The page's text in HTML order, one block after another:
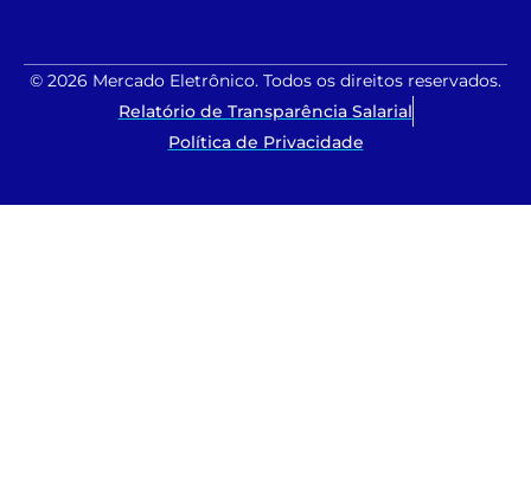
© 2026 Mercado Eletrônico. Todos os direitos reservados.
Relatório de Transparência Salarial
Política de Privacidade